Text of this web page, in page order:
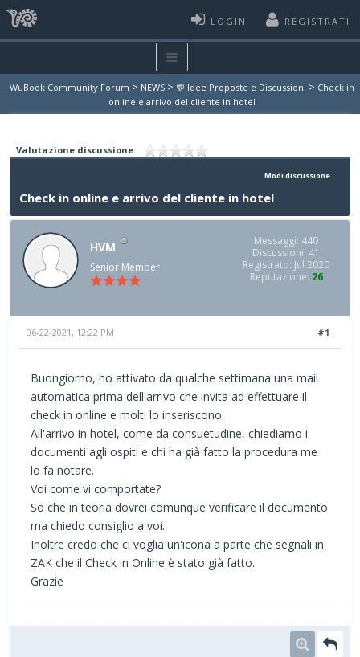
LOGIN REGISTRATI
WuBook Community Forum > NEWS > 💬 Idee Proposte e Discussioni > Check in
online e arrivo del cliente in hotel
Valutazione discussione:
Modi discussione
Check in online e arrivo del cliente in hotel
HVM
Senior Member
Messaggi: 440
Discussioni: 41
Registrato: Jul 2020
Reputazione: 26
#1
06-22-2021, 12:22 PM
Buongiorno, ho attivato da qualche settimana una mail
automatica prima dell'arrivo che invita ad effettuare il
check in online e molti lo inseriscono.
All'arrivo in hotel, come da consuetudine, chiediamo i
documenti agli ospiti e chi ha già fatto la procedura me
lo fa notare.
Voi come vi comportate?
So che in teoria dovrei comunque verificare il documento
ma chiedo consiglio a voi.
Inoltre credo che ci voglia un'icona a parte che segnali in
ZAK che il Check in Online è stato già fatto.
Grazie